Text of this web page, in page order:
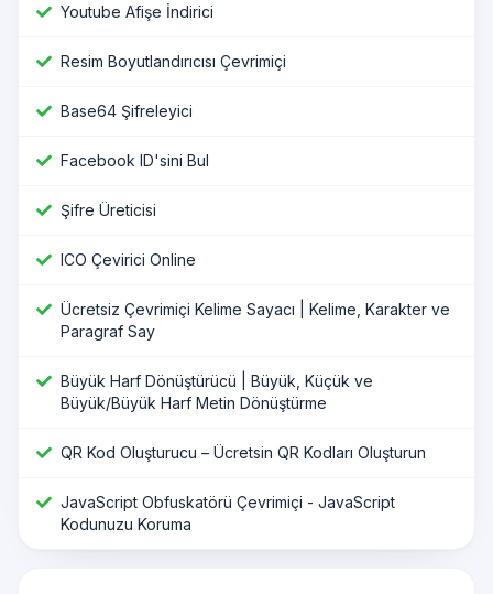
Youtube Afişe İndirici
Resim Boyutlandırıcısı Çevrimiçi
Base64 Şifreleyici
Facebook ID'sini Bul
Şifre Üreticisi
ICO Çevirici Online
Ücretsiz Çevrimiçi Kelime Sayacı | Kelime, Karakter ve
Paragraf Say
Büyük Harf Dönüştürücü | Büyük, Küçük ve
Büyük/Büyük Harf Metin Dönüştürme
QR Kod Oluşturucu – Ücretsin QR Kodları Oluşturun
JavaScript Obfuskatörü Çevrimiçi - JavaScript
Kodunuzu Koruma